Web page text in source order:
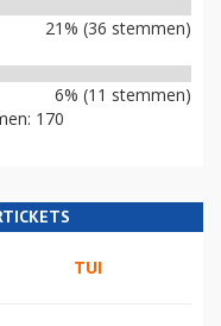
21% (36 stemmen)
6% (11 stemmen)
170
TUI